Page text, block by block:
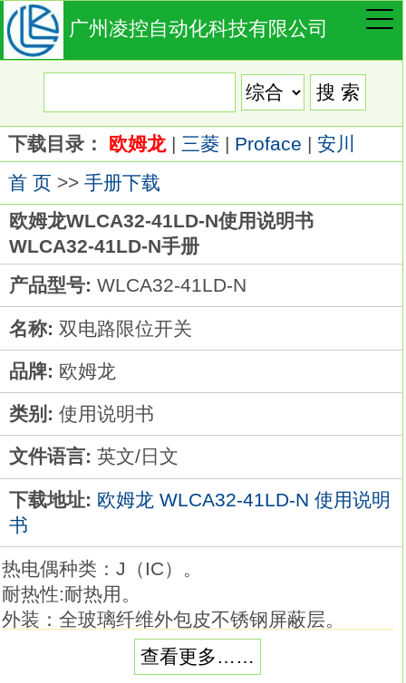
广州凌控自动化科技有限公司
下载目录： 欧姆龙| 三菱| Proface | 安川
首 页>> 手册下载
欧姆龙WLCA32-41LD-N使用说明书
WLCA32-41LD-N手册
产品型号: WLCA32-41LD-N
名称: 双电路限位开关
品牌: 欧姆龙
类别: 使用说明书
文件语言: 英文/日文
下载地址: 欧姆龙 WLCA32-41LD-N 使用说明
书
热电偶种类：J（IC）。
耐热性:耐热用。
外装：全玻璃纤维外包皮不锈钢屏蔽层。
补偿导线长度：8 m。
品种丰富的高精度温度传感器系列。
查看更多……